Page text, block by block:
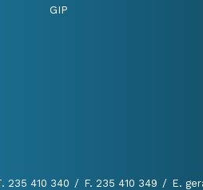
GIP
235 410 340 / F. 235 410 349 / E.